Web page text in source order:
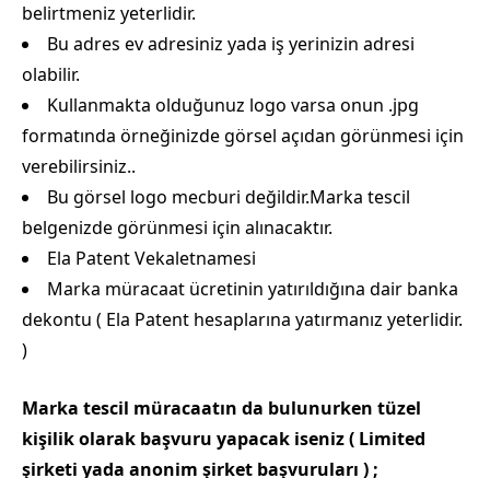
belirtmeniz yeterlidir.
Bu adres ev adresiniz yada iş yerinizin adresi
olabilir.
Kullanmakta olduğunuz logo varsa onun .jpg
formatında örneğinizde görsel açıdan görünmesi için
verebilirsiniz..
Bu görsel logo mecburi değildir.Marka tescil
belgenizde görünmesi için alınacaktır.
Ela Patent Vekaletnamesi
Marka müracaat ücretinin yatırıldığına dair banka
dekontu ( Ela Patent hesaplarına yatırmanız yeterlidir.
)
Marka tescil müracaatın da bulunurken tüzel
kişilik olarak başvuru yapacak iseniz ( Limited
şirketi yada anonim şirket başvuruları ) ;